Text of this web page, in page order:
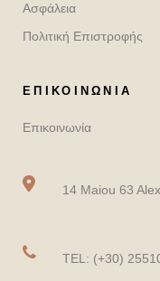
Ασφάλεια
Πολιτική Επιστροφής
ΕΠΙΚΟΙΝΩΝΙΑ
Επικοινωνία
14 Maiou 63
TEL: (+30)